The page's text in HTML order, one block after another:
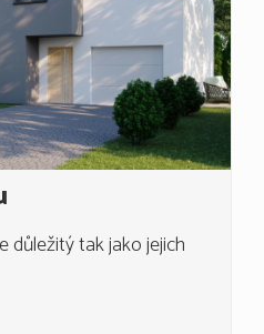
důležitý tak jako jejich